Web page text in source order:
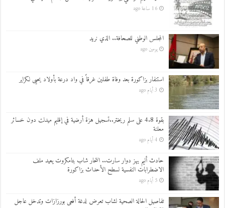
16 ساعة ago
المجلس الوطني للصحافة.. الذي نريد
يومين ago
استنفار بزاكورة بعد وفاة طفلين غرقاً في واد درعة بأولاد يحيى لكراير
3 أيام ago
بقوة 4.8 على سلم ريختر..تسجيل هزة أرضية في إقليم ميدلت دون خسائر
معلنة
4 أيام ago
حادث أليم يهز دوار سارت.. انتحار شاب بتامكروت يعيد ملف
الاضطرابات النفسية لسطح الأحداث بزاكورة
5 أيام ago
تفاصيل الحالة الصحية لشاب تعرض لدغة أفعى بورزازات وتدخل عاجل